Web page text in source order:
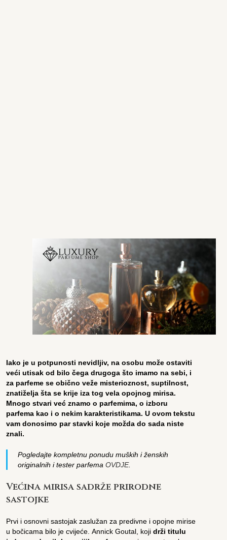
Iako je u potpunosti nevidljiv, na osobu može ostaviti
veći utisak od bilo čega drugoga što imamo na sebi, i
za parfeme se obično veže misterioznost, suptilnost,
znatiželja šta se krije iza tog vela opojnog mirisa.
Mnogo stvari već znamo o parfemima, o izboru
parfema kao i o nekim karakteristikama. U ovom tekstu
vam donosimo par stavki koje možda do sada niste
znali.
Pogledajte kompletnu ponudu muških i ženskih
originalnih i tester parfemaOVDJE.
Većina mirisa sadrže prirodne
sastojke
Prvi i osnovni sastojak zaslužan za predivne i opojne mirise
u bočicama bilo je cvijeće. Annick Goutal, kojidrži titulu